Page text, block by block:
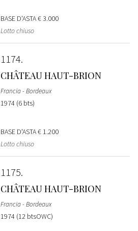
BASE D'ASTA€ 3.000
Lotto chiuso
1174
CHÂTEAU HAUT-BRION
Francia - Bordeaux
1974 (6 bts)
BASE D'ASTA€ 1.200
Lotto chiuso
1175
CHÂTEAU HAUT-BRION
Francia - Bordeaux
1974 (12 btsOWC)